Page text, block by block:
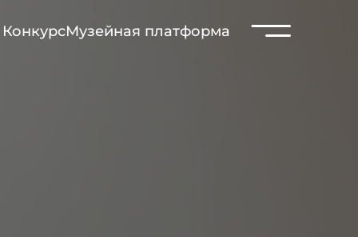
КонкурсМузейная платформа N